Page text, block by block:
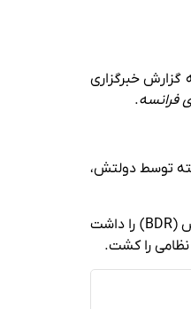
گزارش خبرگزاری
فرانسه.
سال گذشته توسط دولتش،
این کمیسیون که توسط دولت موقت به رهبری محمد یونس پس از سرنگونی حسینه در سال گذشته تشکیل شد، وظیفه بررسی مجدد شورش تفنگ های بنگلادش (BDR) را داشت